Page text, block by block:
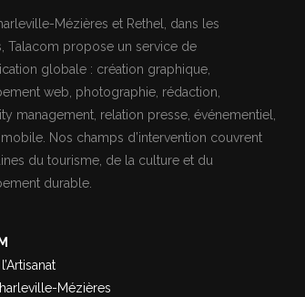
Mézières et Rethel, dans les
Talacom propose un service de
globale : création graphique,
web, photographie, rédaction,
management, relation presse, événementiel,
Nos champs d’intervention couvrent
du tourisme, de la culture et du
durable.
Mézières